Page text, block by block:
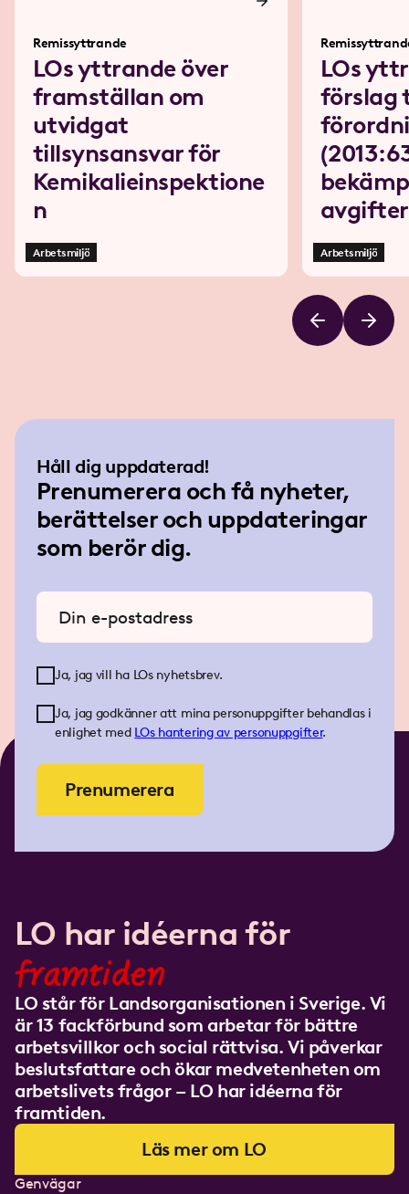
Remissyttrande
LOs yttrande över
framställan om
utvidgat
tillsynsansvar för
Kemikalieinspektione
n
Arbetsmiljö
LOs
förslag
avgifter
Arbetsmiljö
Håll dig uppdaterad!
Prenumerera och få nyheter,
berättelser och uppdateringar
som berör dig.
Ange din e-postadress
Ja, jag vill ha LOs nyhetsbrev.
Ja, jag godkänner att mina personuppgifter behandlas i
enlighet med LOs hantering av personuppgifter.
Prenumerera
LO har idéerna för
framtiden
LO står för Landsorganisationen i Sverige. Vi
är 13 fackförbund som arbetar för bättre
arbetsvillkor och social rättvisa. Vi påverkar
beslutsfattare och ökar medvetenheten om
arbetslivets frågor – LO har idéerna för
framtiden.
Läs mer om LO
Genvägar